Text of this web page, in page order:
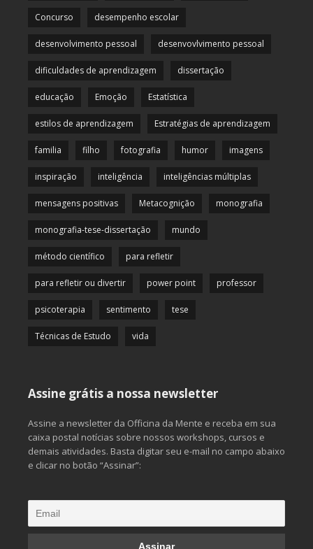
Concurso desempenho escolar
desenvolvimento pessoal desenvovlvimento pessoal
dificuldades de aprendizagem dissertação
educação Emoção Estatística
estilos de aprendizagem Estratégias de aprendizagem
familia filho fotografia humor imagens
inspiração inteligência inteligências múltiplas
mensagens positivas Metacognição monografia
monografia-tese-dissertação mundo
método científico para refletir
para refletir ou divertir power point professor
psicoterapia sentimento tese
Técnicas de Estudo vida
Assine grátis a nossa newsletter
Assine a newsletter da Officina da Mente e receba em sua
caixa postal notícias sobre nossos workshops, cursos e
demais atividades. Basta digitar seu e-mail no campo abaixo
e clicar no botão “Assinar”: